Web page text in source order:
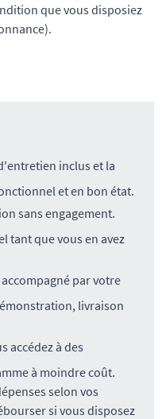
que vous disposiez
inclus et la
et en bon état.
sans engagement.
tant que vous en avez
accompagné par votre
livraison
accédez à des
à moindre coût.
selon vos
si vous disposez